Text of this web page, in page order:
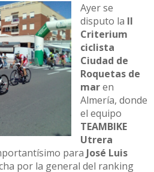
Ayer se
disputo la II
Criterium
ciclista
Ciudad de
Roquetas de
maren
Almería, donde
el equipo
TEAMBIKE
Utrera
para José Luis
por la general del ranking